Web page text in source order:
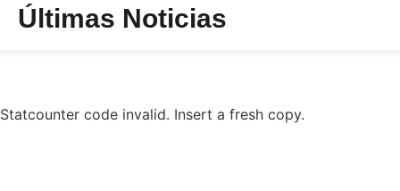
Últimas Noticias
Statcounter code invalid. Insert a fresh copy.